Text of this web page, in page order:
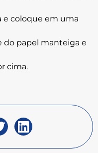
e coloque em uma
do papel manteiga e
cima.